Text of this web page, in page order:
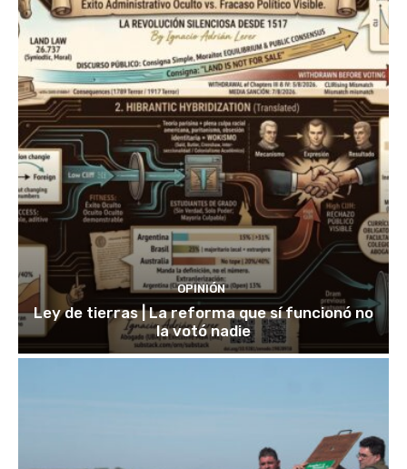
OPINIÓN
Ley de tierras | La reforma que sí funcionó no
la votó nadie